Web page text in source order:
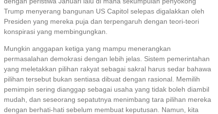
Trump menyerang bangunan US Capitol selepas digalakkan oleh
Presiden yang mereka puja dan terpengaruh dengan teori-teori
konspirasi yang membingungkan.
Mungkin anggapan ketiga yang mampu menerangkan
permasalahan demokrasi dengan lebih jelas. Sistem pemerintahan
yang meletakkan pilihan rakyat sebagai sakral harus sedar bahawa
pilihan tersebut bukan sentiasa dibuat dengan rasional. Memilih
pemimpin sering dianggap sebagai usaha yang tidak boleh diambil
mudah, dan seseorang sepatutnya menimbang tara pilihan mereka
dengan berhati-hati sebelum membuat keputusan. Namun, kita